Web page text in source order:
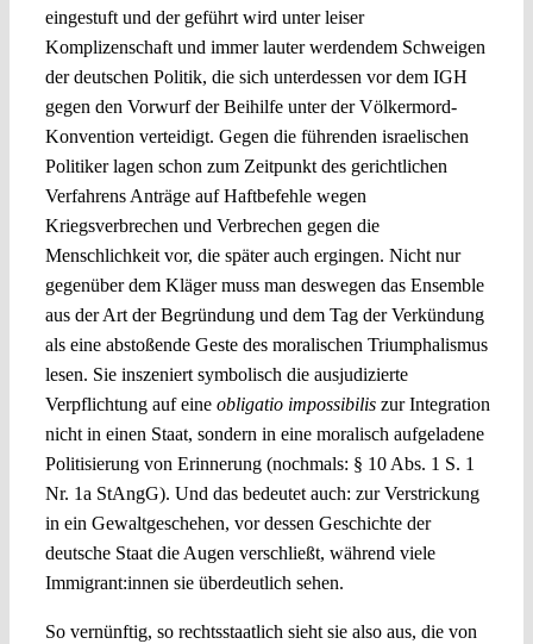
eingestuft und der geführt wird unter leiser
Komplizenschaft und immer lauter werdendem Schweigen
der deutschen Politik, die sich unterdessen vor dem IGH
gegen den Vorwurf der Beihilfe unter der Völkermord-
Konvention verteidigt. Gegen die führenden israelischen
Politiker lagen schon zum Zeitpunkt des gerichtlichen
Verfahrens Anträge auf Haftbefehle wegen
Kriegsverbrechen und Verbrechen gegen die
Menschlichkeit vor, die später auch ergingen. Nicht nur
gegenüber dem Kläger muss man deswegen das Ensemble
aus der Art der Begründung und dem Tag der Verkündung
als eine abstoßende Geste des moralischen Triumphalismus
lesen. Sie inszeniert symbolisch die ausjudizierte
Verpflichtung auf eine obligatio impossibiliszur Integration
nicht in einen Staat, sondern in eine moralisch aufgeladene
Politisierung von Erinnerung (nochmals: § 10 Abs. 1 S. 1
Nr. 1a StAngG). Und das bedeutet auch: zur Verstrickung
in ein Gewaltgeschehen, vor dessen Geschichte der
deutsche Staat die Augen verschließt, während viele
Immigrant:innen sie überdeutlich sehen.
So vernünftig, so rechtsstaatlich sieht sie also aus, die von